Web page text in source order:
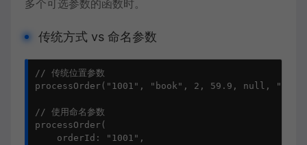
多个可选参数的函数时。
传统方式 vs 命名参数
// 传统位置参数
processOrder("1001", "book", 2, 59.9, null,
// 使用命名参数
processOrder(
    orderId: "1001",